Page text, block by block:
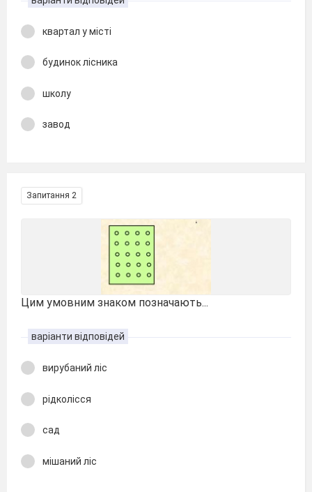
квартал у місті
будинок лісника
школу
завод
Запитання 2
Цим умовним знаком позначають...
варіанти відповідей
вирубаний ліс
рідколісся
сад
мішаний ліс